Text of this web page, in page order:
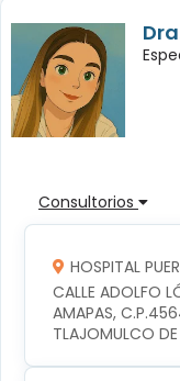
Consultorios
HOSPITAL
CALLE ADOLFO
AMAPAS,
TLAJOMULCO